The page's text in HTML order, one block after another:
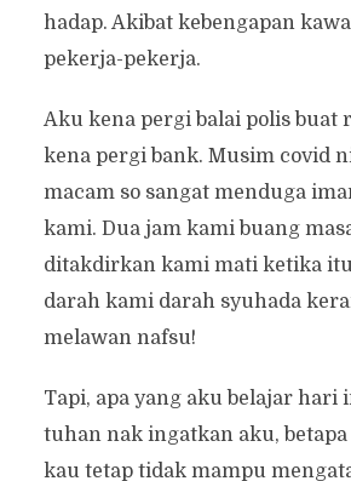
hadap. Akibat kebengapan
pekerja-pekerja.
Aku kena pergi balai polis buat
kena pergi bank. Musim covid
macam so sangat menduga
kami. Dua jam kami buang
ditakdirkan kami mati ketika
darah kami darah syuhada
melawan nafsu!
Tapi, apa yang aku belajar hari
tuhan nak ingatkan aku,
kau tetap tidak mampu